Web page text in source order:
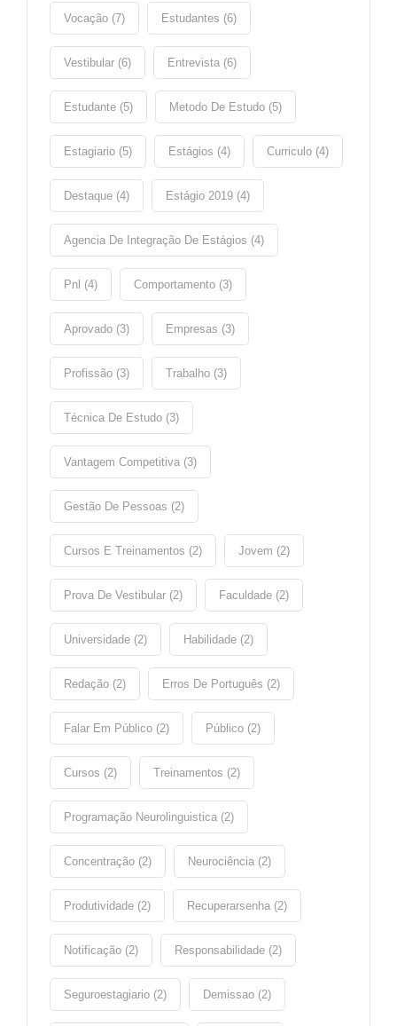
Vocação (7) Estudantes (6)
Vestibular (6) Entrevista (6)
Estudante (5) Metodo De Estudo (5)
Estagiario (5) Estágios (4) Curriculo (4)
Destaque (4) Estágio 2019 (4)
Agencia De Integração De Estágios (4)
Pnl (4) Comportamento (3)
Aprovado (3) Empresas (3)
Profissão (3) Trabalho (3)
Técnica De Estudo (3)
Vantagem Competitiva (3)
Gestão De Pessoas (2)
Cursos E Treinamentos (2) Jovem (2)
Prova De Vestibular (2) Faculdade (2)
Universidade (2) Habilidade (2)
Redação (2) Erros De Português (2)
Falar Em Público (2) Público (2)
Cursos (2) Treinamentos (2)
Programação Neurolinguistica (2)
Concentração (2) Neurociência (2)
Produtividade (2) Recuperarsenha (2)
Notificação (2) Responsabilidade (2)
Seguroestagiario (2) Demissao (2)